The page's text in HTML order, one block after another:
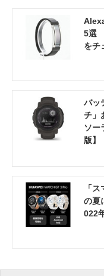
5選
をチ
バッ
チ」
ソー
版】
「
の夏
022